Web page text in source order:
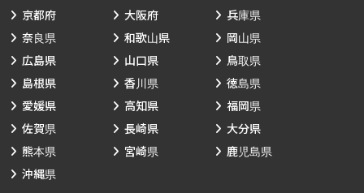
京都府
大阪府
兵庫県
奈良県
和歌山県
岡山県
広島県
山口県
鳥取県
島根県
香川県
徳島県
愛媛県
高知県
福岡県
佐賀県
長崎県
大分県
熊本県
宮崎県
鹿児島県
沖縄県